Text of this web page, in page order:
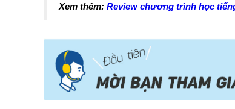
Xem thêm: Review chương trình học